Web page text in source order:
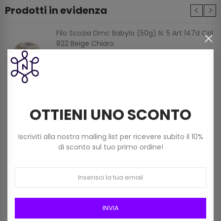
Prodotti in evidenza
Filo Scozia Dmc Babylo (50g) N. 5 Art 147d Col
822 Beige Chiaro
(150 G) Col 211
9,00 €
OTTIENI UNO SCONTO
Iscriviti alla nostra mailing list per ricevere subito il 10%
di sconto sul tuo primo ordine!
INVIA